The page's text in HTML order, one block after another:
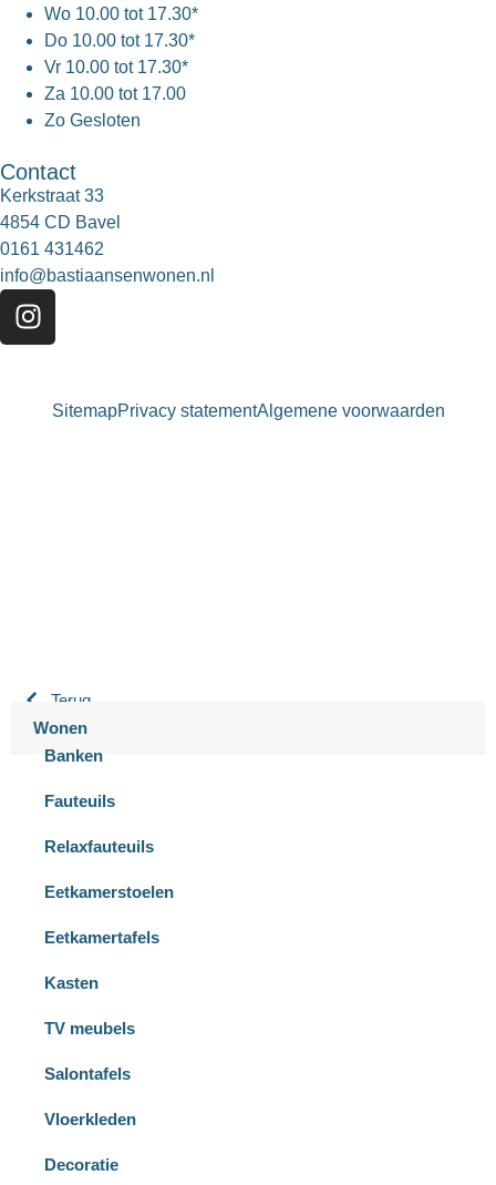
Wo 10.00 tot 17.30*
Do 10.00 tot 17.30*
Vr 10.00 tot 17.30*
Za 10.00 tot 17.00
Zo Gesloten
Contact
Kerkstraat 33
4854 CD Bavel
0161 431462
info@bastiaansenwonen.nl
SitemapPrivacy statementAlgemene voorwaarden
Terug
Wonen
Banken
Fauteuils
Relaxfauteuils
Eetkamerstoelen
Eetkamertafels
Kasten
TV meubels
Salontafels
Vloerkleden
Decoratie